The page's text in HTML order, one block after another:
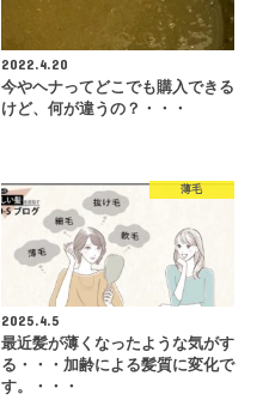
2022.4.20
今やヘナってどこでも購入できる
けど、何が違うの？・・・
薄毛
2025.4.5
最近髪が薄くなったような気がす
る・・・加齢による髪質に変化で
す。・・・